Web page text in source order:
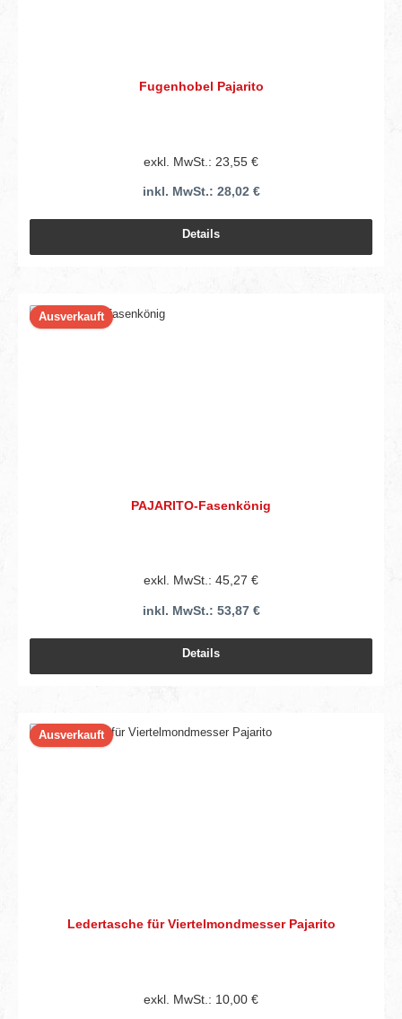
Fugenhobel Pajarito
exkl. MwSt.: 23,55 €
inkl. MwSt.: 28,02 €
Details
Ausverkauft
PAJARITO-Fasenkönig
exkl. MwSt.: 45,27 €
inkl. MwSt.: 53,87 €
Details
Ausverkauft
Ledertasche für Viertelmondmesser Pajarito
exkl. MwSt.: 10,00 €